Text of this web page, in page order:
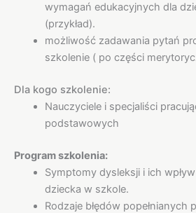
wymagań edukacyjnych dla
(przykład).
możliwość zadawania pytań
szkolenie ( po części
Dla kogo szkolenie:
Nauczyciele i specjaliści
podstawowych
Program szkolenia:
Symptomy dysleksji i ich
dziecka w szkole.
Rodzaje błędów popełnianych